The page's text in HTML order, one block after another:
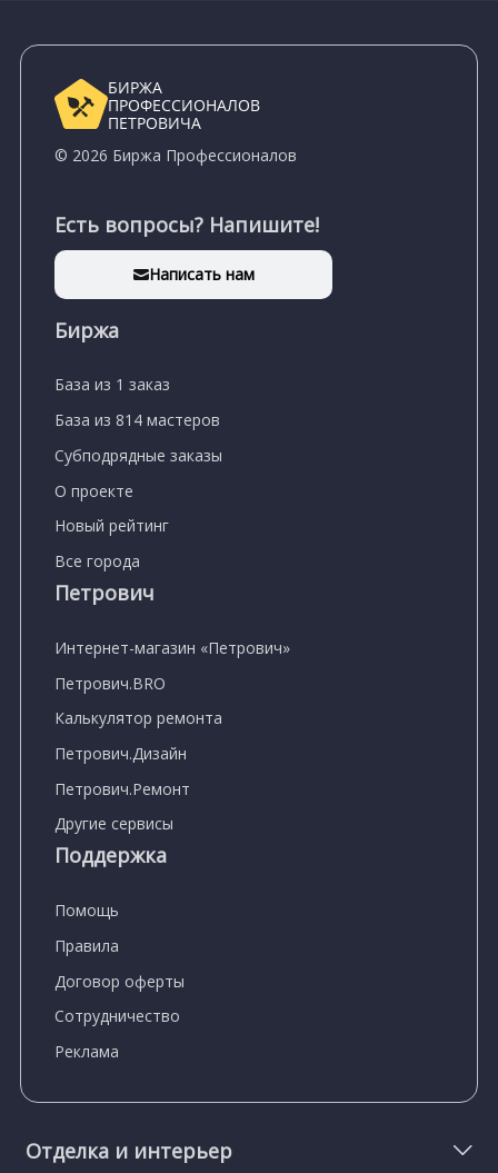
БИРЖА
ПРОФЕССИОНАЛОВ
ПЕТРОВИЧА
© 2026 Биржа Профессионалов
Есть вопросы? Напишите!
Написать нам
Биржа
База из 1 заказ
База из 814 мастеров
Субподрядные заказы
О проекте
Новый рейтинг
Все города
Петрович
Интернет-магазин «Петрович»
Петрович.BRO
Калькулятор ремонта
Петрович.Дизайн
Петрович.Ремонт
Другие сервисы
Поддержка
Помощь
Правила
Договор оферты
Сотрудничество
Реклама
Отделка и интерьер